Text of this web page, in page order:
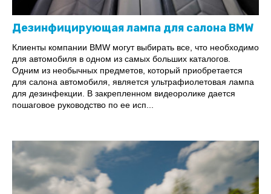
Дезинфицирующая лампа для салона BMW
Клиенты компании BMW могут выбирать все, что необходимо
для автомобиля в одном из самых больших каталогов.
Одним из необычных предметов, который приобретается
для салона автомобиля, является ультрафиолетовая лампа
для дезинфекции. В закрепленном видеоролике дается
пошаговое руководство по ее исп...